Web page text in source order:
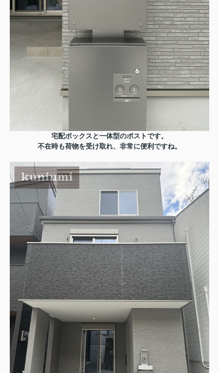
宅配ボックスと一体型のポストです。
不在時も荷物を受け取れ、非常に便利ですね。